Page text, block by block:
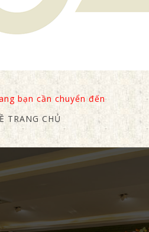
bạn cần chuyển đến
TRANG CHỦ